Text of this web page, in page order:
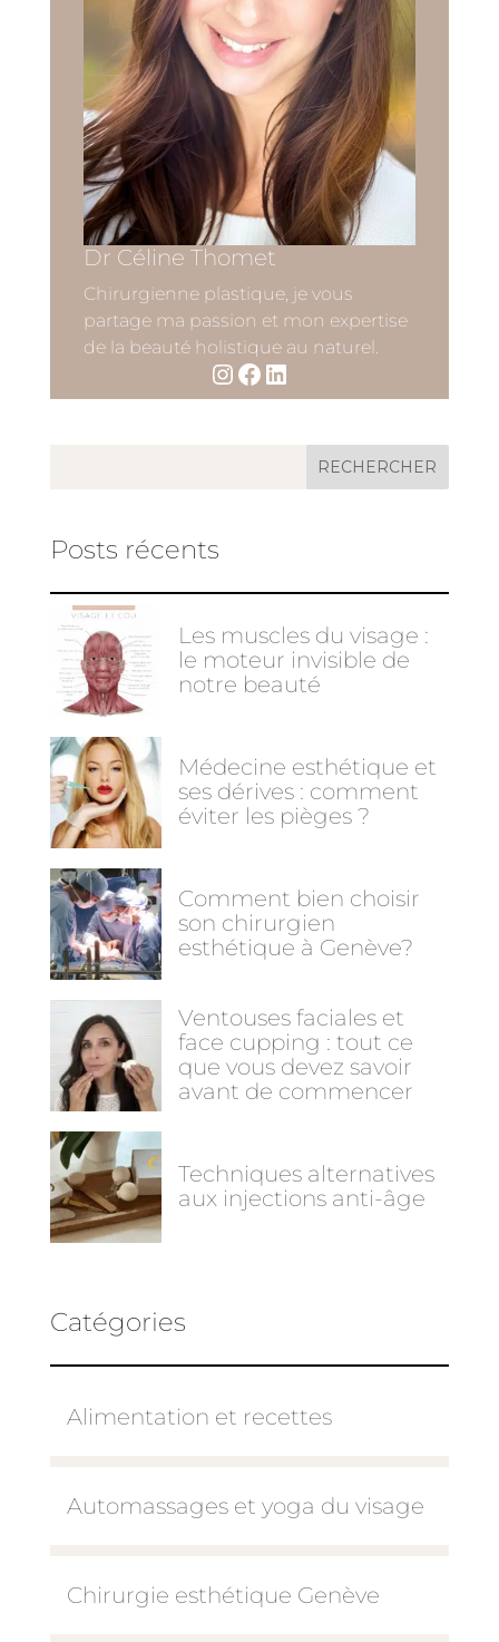
Dr Céline Thomet
Chirurgienne plastique, je vous
partage ma passion et mon expertise
de la beauté holistique au naturel.
Instagram
Facebook
LinkedIn
RECHERCHER
Posts récents
Les muscles du visage :
le moteur invisible de
notre beauté
Médecine esthétique et
ses dérives : comment
éviter les pièges ?
Comment bien choisir
son chirurgien
esthétique à Genève?
Ventouses faciales et
face cupping : tout ce
que vous devez savoir
avant de commencer
Techniques alternatives
aux injections anti-âge
Catégories
Alimentation et recettes
Automassages et yoga du visage
Chirurgie esthétique Genève